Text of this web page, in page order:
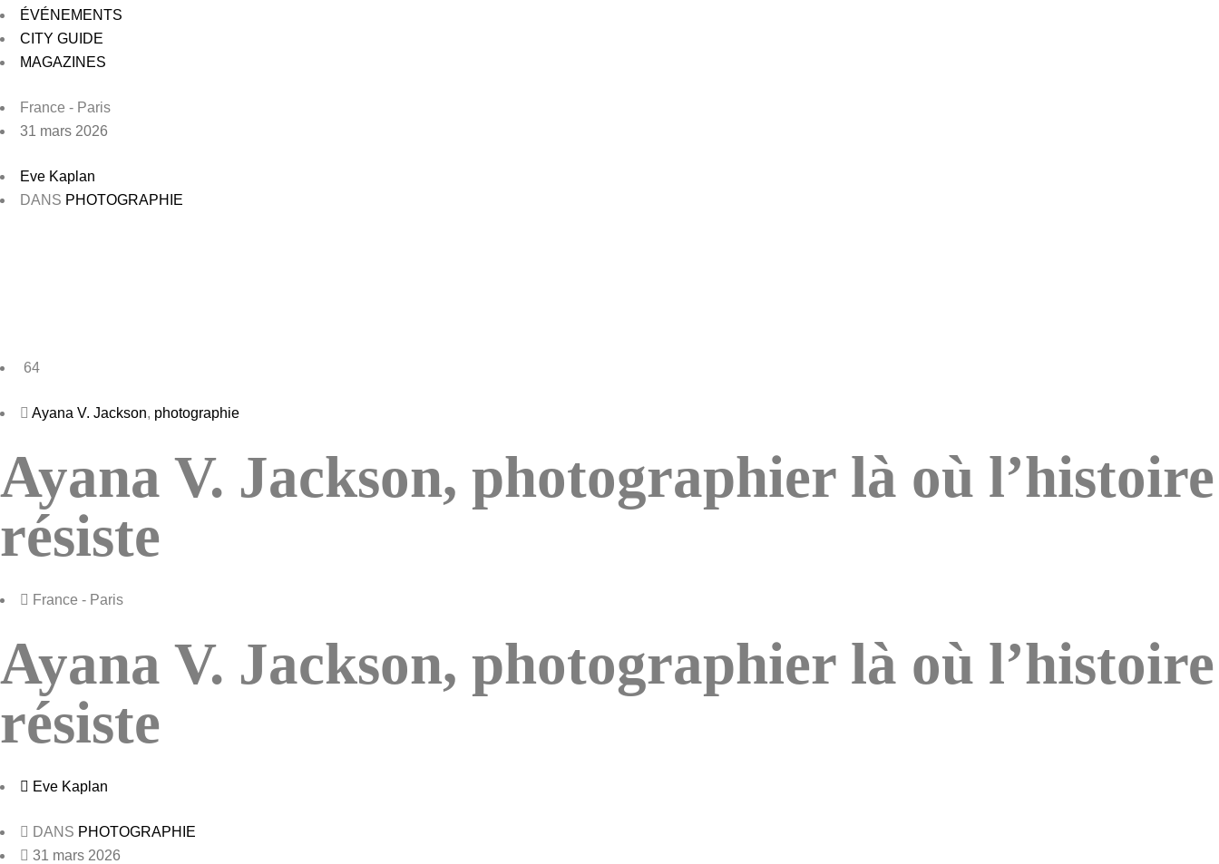
ÉVÉNEMENTS
CITY GUIDE
MAGAZINES
France - Paris
31 mars 2026
Eve Kaplan
DANS PHOTOGRAPHIE
64
Ayana V. Jackson, photographie
Ayana V. Jackson, photographier là où l’histoire
résiste
France - Paris
Ayana V. Jackson, photographier là où l’histoire
résiste
Eve Kaplan
DANS PHOTOGRAPHIE
31 mars 2026